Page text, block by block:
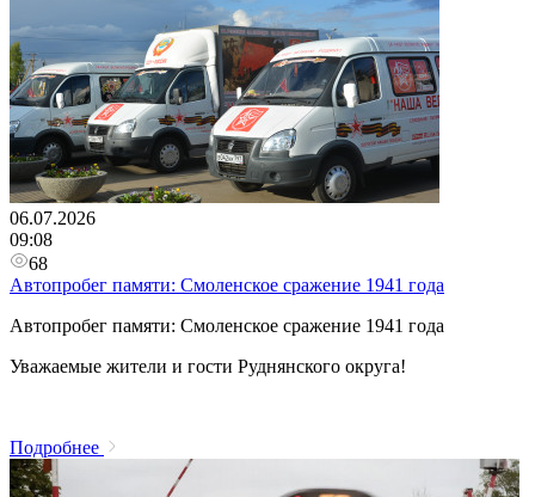
06.07.2026
09:08
68
Автопробег памяти: Смоленское сражение 1941 года
Автопробег памяти: Смоленское сражение 1941 года
⁣Уважаемые жители и гости Руднянского округа!
Подробнее